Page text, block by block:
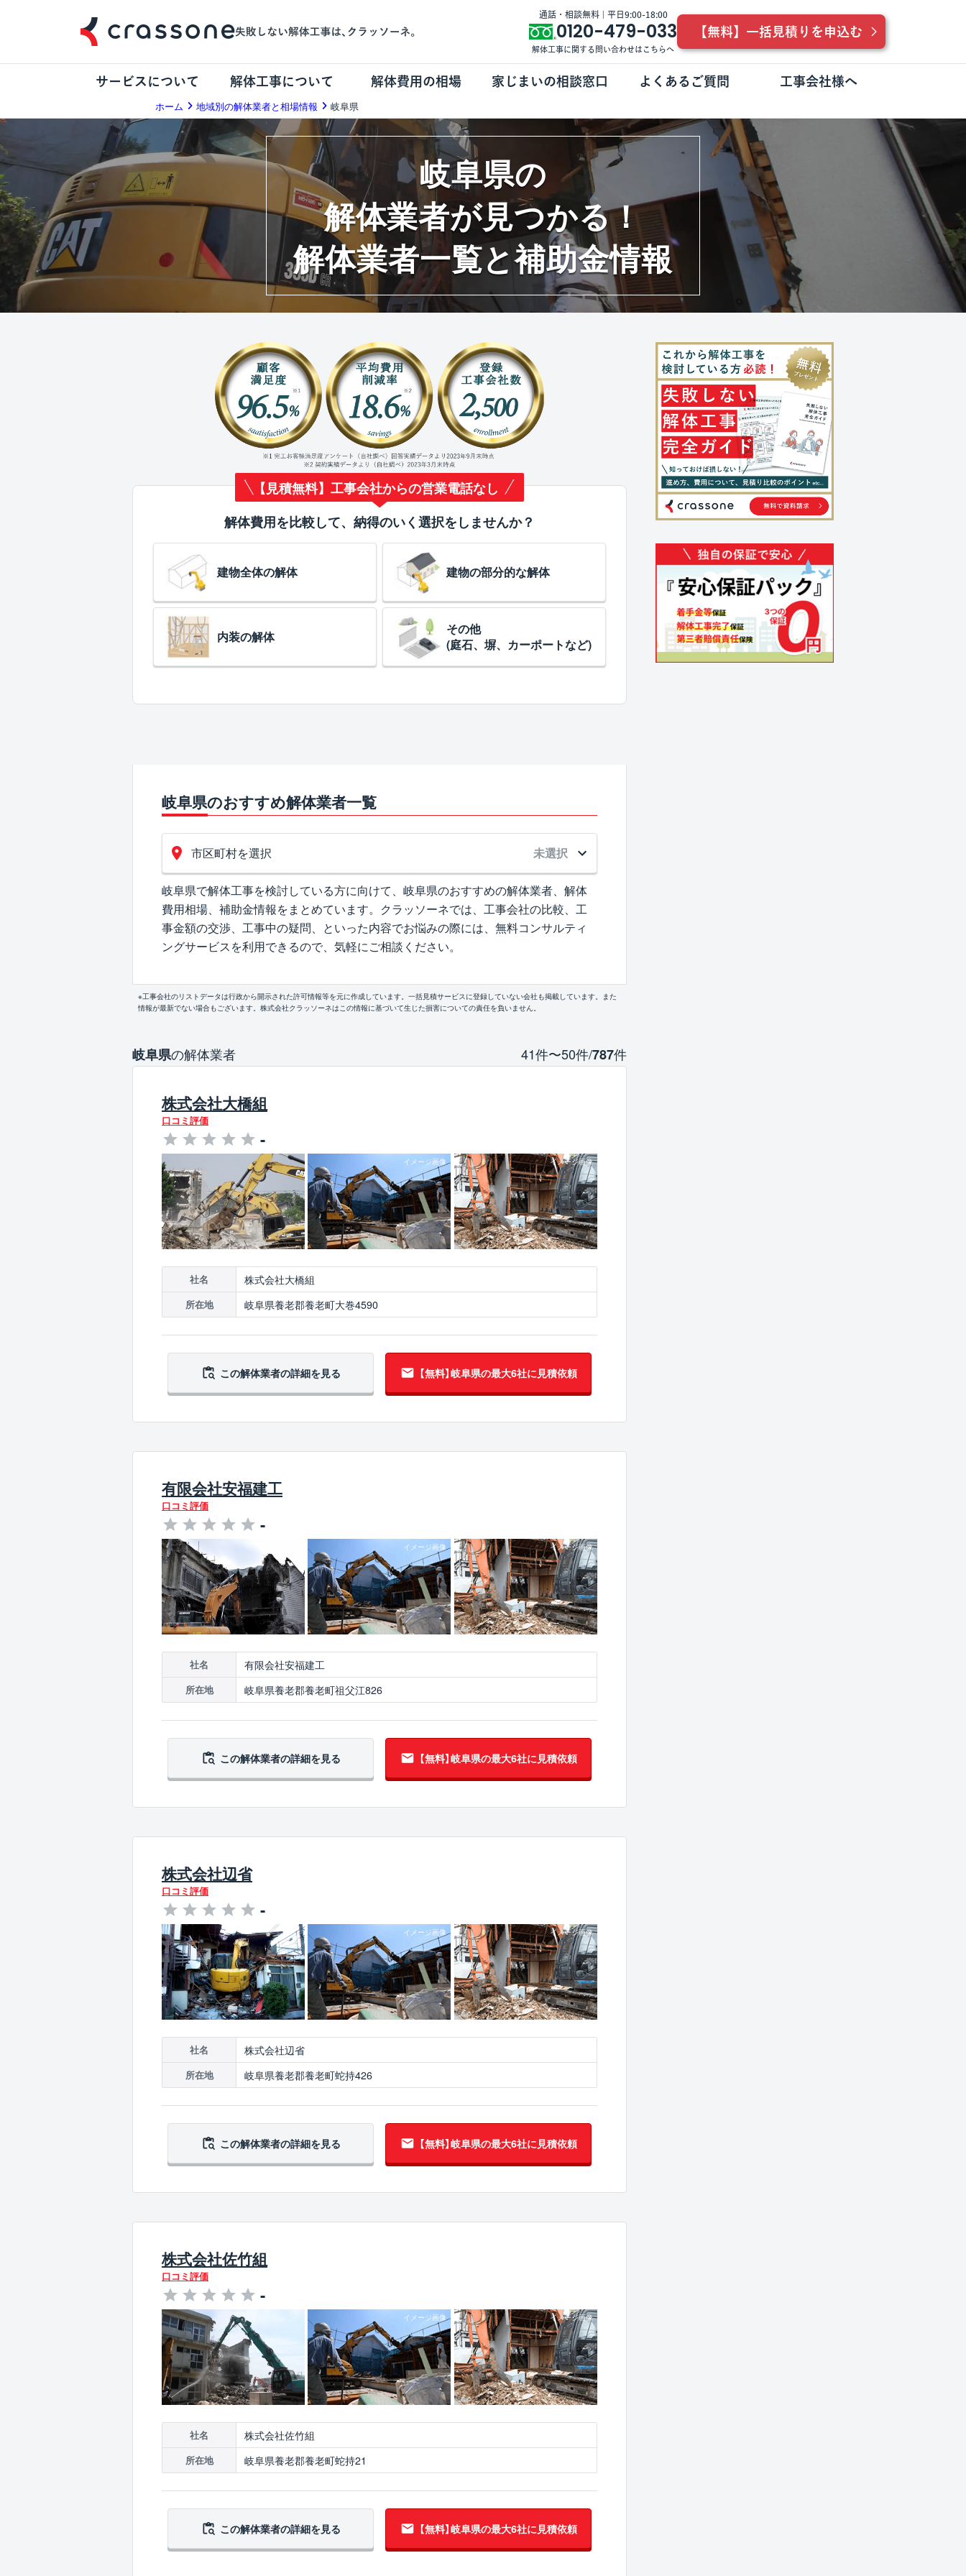
通話・相談無料 | 平日9:00-18:00
0120-479-033
解体工事に関する問い合わせはこちらへ
【無料】一括見積りを申込む
サービスについて 解体工事について 解体費用の相場 家じまいの相談窓口 よくあるご質問 工事会社様へ
ホーム 地域別の解体業者と相場情報 岐阜県
岐阜県の
解体業者が見つかる！
解体業者一覧と補助金情報
【見積無料】工事会社からの営業電話なし
解体費用を比較して、納得のいく選択をしませんか？
建物全体の解体 建物の部分的な解体
内装の解体
その他
(庭石、塀、カーポートなど)
岐阜県のおすすめ解体業者一覧
市区町村を選択 未選択
岐阜県で解体工事を検討している方に向けて、岐阜県のおすすめの解体業者、解体
費用相場、補助金情報をまとめています。クラッソーネでは、工事会社の比較、工
事金額の交渉、工事中の疑問、といった内容でお悩みの際には、無料コンサルティ
ングサービスを利用できるので、気軽にご相談ください。
※工事会社のリストデータは行政から開示された許可情報等を元に作成しています。一括見積サービスに登録していない会社も掲載しています。また
情報が最新でない場合もございます。株式会社クラッソーネはこの情報に基づいて生じた損害についての責任を負いません。
岐阜県の解体業者 41件〜50件/787件
株式会社大橋組
口コミ評価
-
社名 株式会社大橋組
所在地 岐阜県養老郡養老町大巻4590
この解体業者の詳細を見る 【無料】岐阜県の最大6社に見積依頼
有限会社安福建工
口コミ評価
-
社名 有限会社安福建工
所在地 岐阜県養老郡養老町祖父江826
この解体業者の詳細を見る 【無料】岐阜県の最大6社に見積依頼
株式会社辺省
口コミ評価
-
社名 株式会社辺省
所在地 岐阜県養老郡養老町蛇持426
この解体業者の詳細を見る 【無料】岐阜県の最大6社に見積依頼
株式会社佐竹組
口コミ評価
-
社名 株式会社佐竹組
所在地 岐阜県養老郡養老町蛇持21
この解体業者の詳細を見る 【無料】岐阜県の最大6社に見積依頼